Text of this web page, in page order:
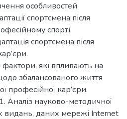
особливостей
спортсмена після
спорті.
спортсмена після
які впливають на
збалансованого життя
професійної кар’єри.
Аналіз науково-методичної
видань, даних мережі Internet